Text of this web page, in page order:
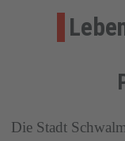
Die Stadt